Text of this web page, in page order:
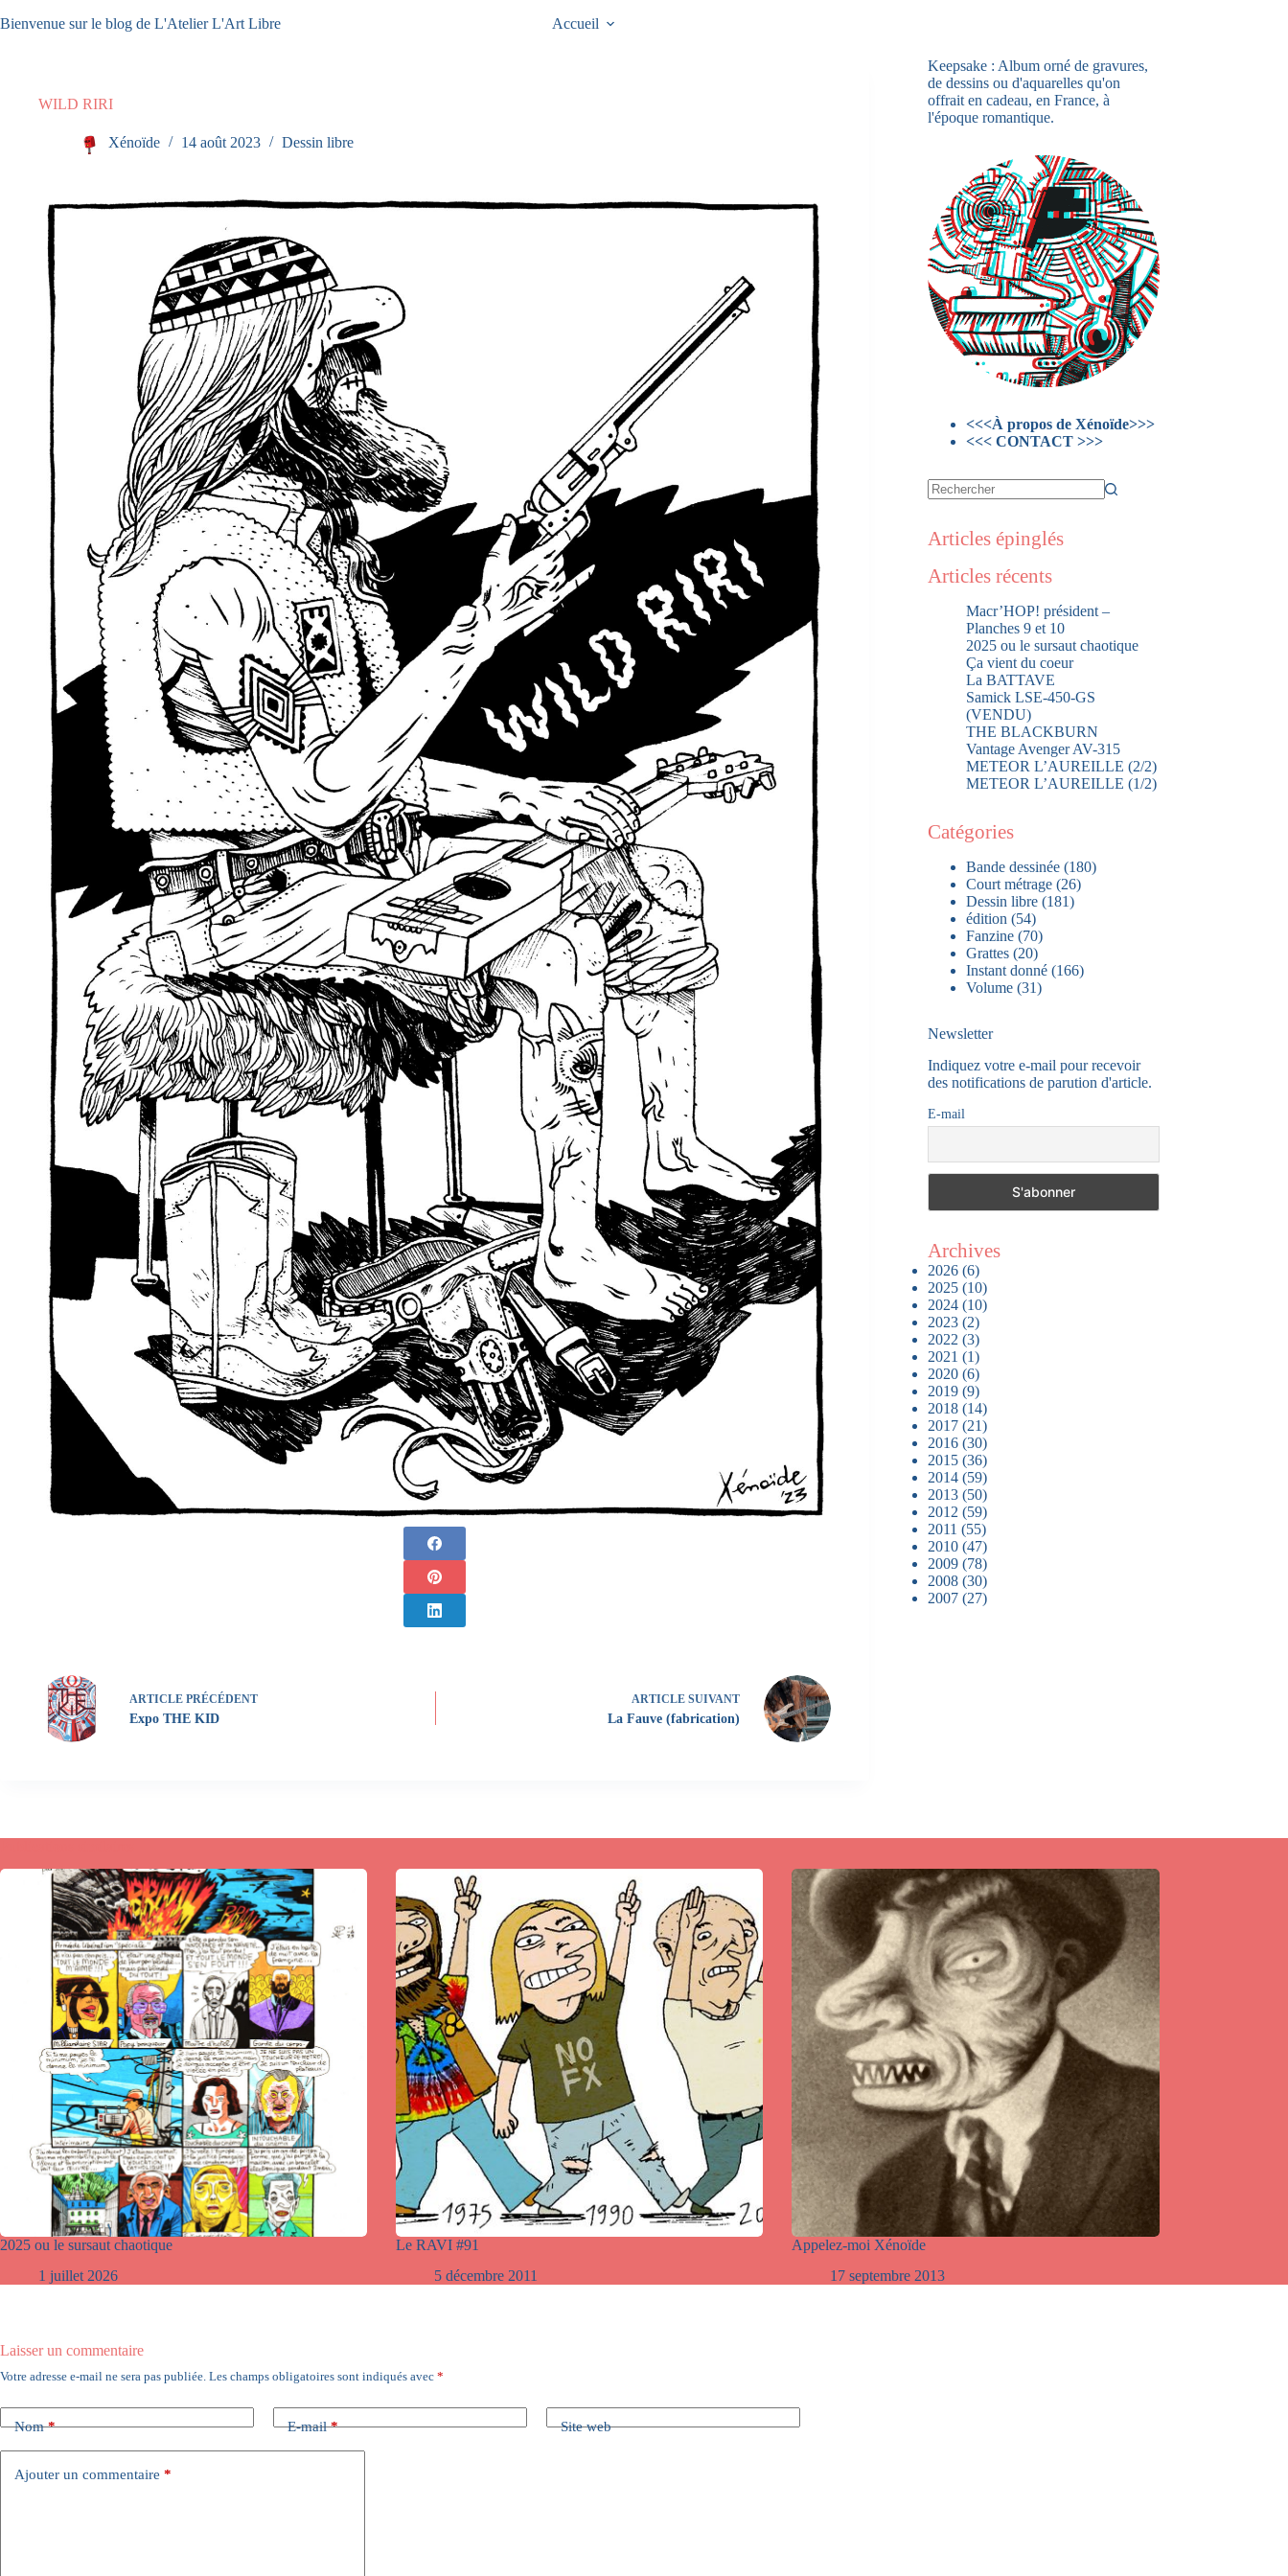
au
Bienvenue sur le blog de L'Atelier L'Art Libre Accueil
WILD RIRI
Xénoïde 14 août 2023 Dessin libre
ARTICLE PRÉCÉDENT
Expo THE KID
ARTICLE SUIVANT
La Fauve (fabrication)
Keepsake : Album orné de gravures,
de dessins ou d'aquarelles qu'on
offrait en cadeau, en France, à
l'époque romantique.
<<<À propos de Xénoïde>>>
<<< CONTACT >>>
Articles épinglés
Articles récents
Macr’HOP! président –
Planches 9 et 10
2025 ou le sursaut chaotique
Ça vient du coeur
La BATTAVE
Samick LSE-450-GS
(VENDU)
THE BLACKBURN
Vantage Avenger AV-315
METEOR L’AUREILLE (2/2)
METEOR L’AUREILLE (1/2)
Catégories
Bande dessinée(180)
Court métrage(26)
Dessin libre(181)
édition (54)
Fanzine(70)
Grattes(20)
Instant donné(166)
Volume(31)
Newsletter
Indiquez votre e-mail pour recevoir
des notifications de parution d'article.
E-mail
Archives
2026(6)
2025(10)
2024(10)
2023(2)
2022 (3)
2021 (1)
2020(6)
2019(9)
2018(14)
2017(21)
2016(30)
2015(36)
2014(59)
2013(50)
2012 (59)
2011 (55)
2010(47)
2009(78)
2008(30)
2007(27)
2025 ou le sursaut chaotique
1 juillet 2026
Le RAVI #91
5 décembre 2011
Appelez-moi Xénoïde
17 septembre 2013
Laisser un commentaire
Votre adresse e-mail ne sera pas publiée. Les champs obligatoires sont indiqués avec *
Nom* E-mail* Site web
Ajouter un commentaire *